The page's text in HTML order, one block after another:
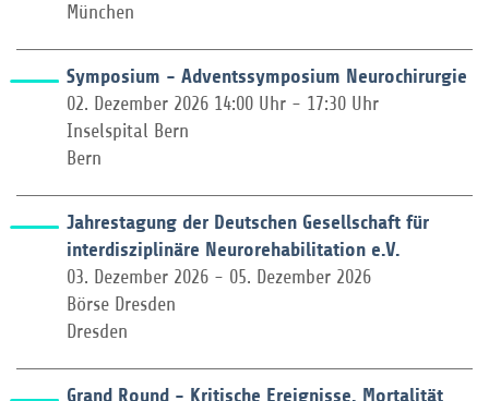
München
Symposium - Adventssymposium Neurochirurgie
02. Dezember 2026 14:00 Uhr - 17:30 Uhr
Inselspital Bern
Bern
Jahrestagung der Deutschen Gesellschaft für
interdisziplinäre Neurorehabilitation e.V.
03. Dezember 2026 - 05. Dezember 2026
Börse Dresden
Dresden
Grand Round - Kritische Ereignisse, Mortalität